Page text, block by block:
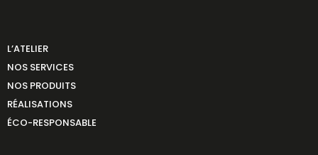
L’ATELIER
NOS SERVICES
NOS PRODUITS
RÉALISATIONS
ÉCO-RESPONSABLE